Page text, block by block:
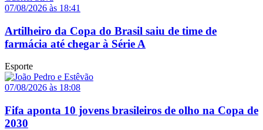
07/08/2026 às 18:41
Artilheiro da Copa do Brasil saiu de time de
farmácia até chegar à Série A
Esporte
07/08/2026 às 18:08
Fifa aponta 10 jovens brasileiros de olho na Copa de
2030